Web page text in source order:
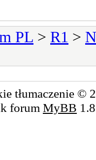
PL > R1 >
tłumaczenie ©
forum MyBB